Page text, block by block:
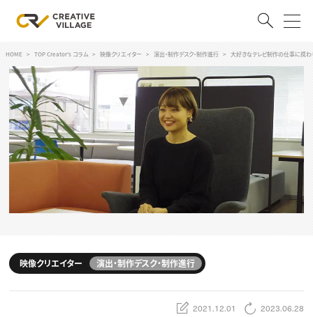
ログイン 会員登録
RECRUIT
クリエイター求人を探す
CREATIVE JOB求人検索
特集求人
採用説明会
スキルアップしたい！
デザイン
TOP Creator’s コラム
HOME TOP Creator's コラム 映像クリエイター 演出・制作デスク・制作進行 大好きなテレビ制作の仕事に携わ
映像クリエイター 演出・制作デスク・制作進行
2021.12.01 2023.06.28